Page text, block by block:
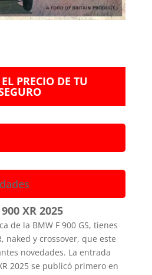
PRECIO DE TU
XR 2025
de la BMW F 900 GS, tienes
naked y crossover, que este
novedades. La entrada
2025 se publicó primero en